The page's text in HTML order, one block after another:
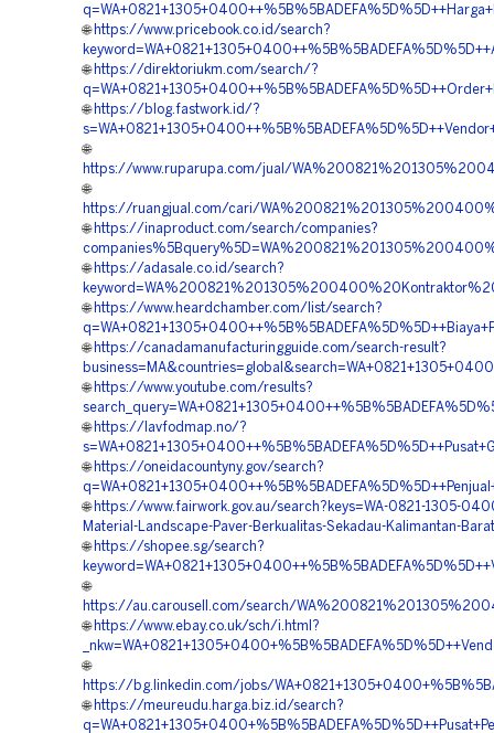
🌐 https://www.pricebook.co.id/search?
🌐 https://direktoriukm.com/search/?
🌐 https://blog.fastwork.id/?
🌐
https://www.ruparupa.com/jual/
🌐
https://ruangjual.com/cari/
🌐 https://inaproduct.com/search/companies?
🌐 https://adasale.co.id/search?
🌐 https://www.heardchamber.com/list/search?
🌐 https://canadamanufacturingguide.com/search-result?
🌐 https://www.youtube.com/results?
🌐 https://lavfodmap.no/?
🌐 https://oneidacountyny.gov/search?
🌐 https://www.fairwork.gov.au/search?keys=WA-0821-1305-
Material-Landscape-Paver-Berkualitas-Sekadau-Kalimantan-Barat
🌐 https://shopee.sg/search?
🌐
https://au.carousell.com/search/
🌐 https://www.ebay.co.uk/sch/i.html?
🌐
https://bg.linkedin.com/jobs/
🌐 https://meureudu.harga.biz.id/search?